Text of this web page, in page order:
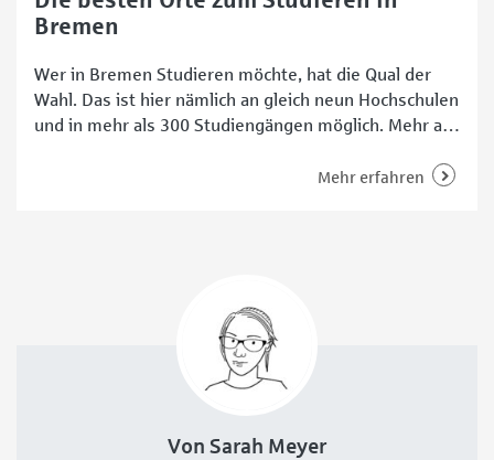
Bremen
Wer in Bremen Studieren möchte, hat die Qual der
Wahl. Das ist hier nämlich an gleich neun Hochschulen
und in mehr als 300 Studiengängen möglich. Mehr als
öffentlichen und fünf privaten Hochschulen im Land
Mehr erfahren
Von Sarah Meyer